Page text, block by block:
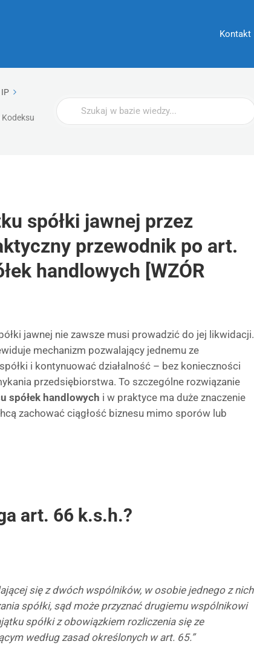
Kontakt
Wyszukaj
spółki jawnej przez
przewodnik po art.
handlowych [WZÓR
jawnej nie zawsze musi prowadzić do jej likwidacji.
mechanizm pozwalający jednemu ze
i kontynuować działalność – bez konieczności
przedsiębiorstwa. To szczególne rozwiązanie
spółek handlowych i w praktyce ma duże znaczenie
zachować ciągłość biznesu mimo sporów lub
art. 66 k.s.h.?
się z dwóch wspólników, w osobie jednego z nich
spółki, sąd może przyznać drugiemu wspólnikowi
spółki z obowiązkiem rozliczenia się ze
według zasad określonych w art. 65.”